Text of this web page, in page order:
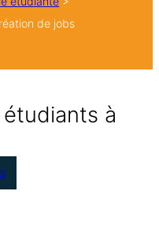
de jobs
à